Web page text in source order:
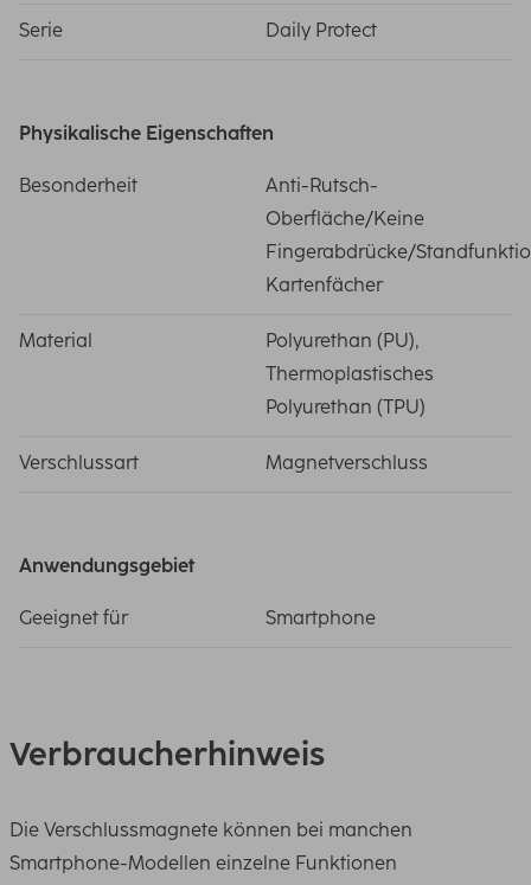
Serie Daily Protect
Physikalische Eigenschaften
Besonderheit
Anti-Rutsch-
Oberfläche/Keine
Fingerabdrücke/
Kartenfächer
Material
Polyurethan (PU),
Thermoplastisches
Polyurethan (TPU)
Verschlussart Magnetverschluss
Anwendungsgebiet
Geeignet für Smartphone
Verbraucherhinweis
Die Verschlussmagnete können bei manchen
Smartphone-Modellen einzelne Funktionen